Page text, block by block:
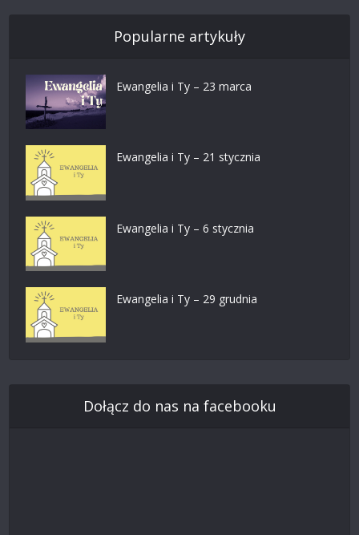
Popularne artykuły
Ewangelia i Ty – 23 marca
Ewangelia i Ty – 21 stycznia
Ewangelia i Ty – 6 stycznia
Ewangelia i Ty – 29 grudnia
Dołącz do nas na facebooku